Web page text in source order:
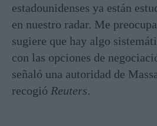
estadounidenses ya están
en nuestro radar. Me
sugiere que hay algo
con las opciones de
señaló una autoridad de
recogió Reuters.